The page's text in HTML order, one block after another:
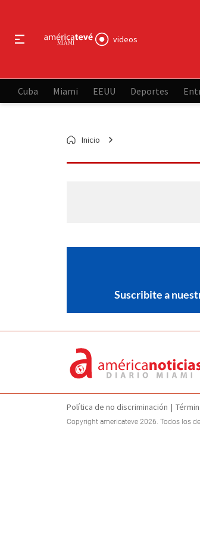
videos
Cuba Miami EEUU Deportes
Inicio
Suscribite a
Política de no discriminación
Copyright americateve 2026. Todos los